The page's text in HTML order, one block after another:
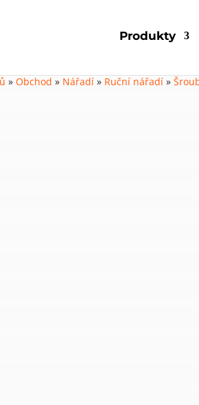
Produkty
»Obchod » Nářadí » Ruční nářadí »